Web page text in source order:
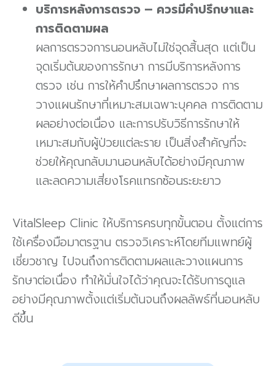
บริการหลังการตรวจ – ควรมีคำปรึกษาและ
การติดตามผล
ผลการตรวจการนอนหลับไม่ใช่จุดสิ้นสุด แต่เป็น
จุดเริ่มต้นของการรักษา การมีบริการหลังการ
ตรวจ เช่น การให้คำปรึกษาผลการตรวจ การ
วางแผนรักษาที่เหมาะสมเฉพาะบุคคล การติดตาม
ผลอย่างต่อเนื่อง และการปรับวิธีการรักษาให้
เหมาะสมกับผู้ป่วยแต่ละราย เป็นสิ่งสำคัญที่จะ
ช่วยให้คุณกลับมานอนหลับได้อย่างมีคุณภาพ
และลดความเสี่ยงโรคแทรกซ้อนระยะยาว
VitalSleep Clinic ให้บริการครบทุกขั้นตอน ตั้งแต่การ
ใช้เครื่องมือมาตรฐาน ตรวจวิเคราะห์โดยทีมแพทย์ผู้
เชี่ยวชาญ ไปจนถึงการติดตามผลและวางแผนการ
รักษาต่อเนื่อง ทำให้มั่นใจได้ว่าคุณจะได้รับการดูแล
อย่างมีคุณภาพตั้งแต่เริ่มต้นจนถึงผลลัพธ์ที่นอนหลับ
ดีขึ้น